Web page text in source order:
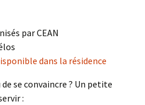
par CEAN
dans la résidence
se convaincre ? Un petite
: